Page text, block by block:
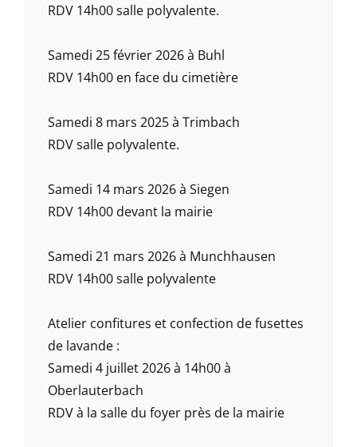
RDV 14h00 salle polyvalente.
Samedi 25 février 2026 à Buhl
RDV 14h00 en face du cimetière
Samedi 8 mars 2025 à Trimbach
RDV salle polyvalente.
Samedi 14 mars 2026 à Siegen
RDV 14h00 devant la mairie
Samedi 21 mars 2026 à Munchhausen
RDV 14h00 salle polyvalente
Atelier confitures et confection de fusettes
de lavande :
Samedi 4 juillet 2026 à 14h00 à
Oberlauterbach
RDV à la salle du foyer près de la mairie